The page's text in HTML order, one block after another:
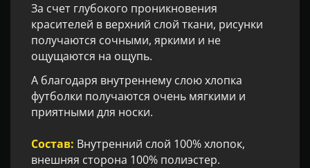
За счет глубокого проникновения
красителей в верхний слой ткани, рисунки
получаются сочными, яркими и не
ощущаются на ощупь.
А благодаря внутреннему слою хлопка
футболки получаются очень мягкими и
приятными для носки.
Состав: Внутренний слой 100% хлопок,
внешняя сторона 100% полиэстер.